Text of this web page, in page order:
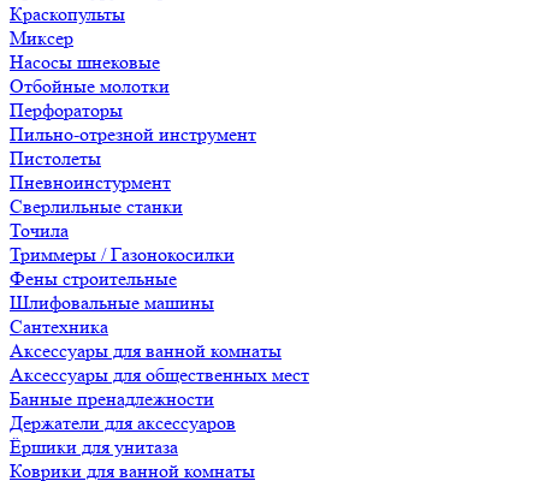
Краскопульты
Миксер
Насосы шнековые
Отбойные молотки
Перфораторы
Пильно-отрезной инструмент
Пистолеты
Пневноинстурмент
Сверлильные станки
Точила
Триммеры / Газонокосилки
Фены строительные
Шлифовальные машины
Сантехника
Аксессуары для ванной комнаты
Аксессуары для общественных мест
Банные пренадлежности
Держатели для аксессуаров
Ёршики для унитаза
Коврики для ванной комнаты